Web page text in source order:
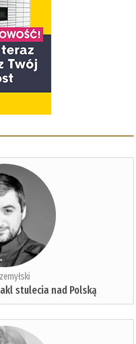
stulecia nad Polską